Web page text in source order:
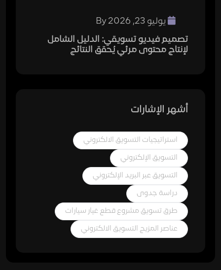
يوليو 23, 2026
By
تصميم فيديو تسويقي: الدليل الشامل
لإنتاج محتوى مرئي يُحقق النتائج
أشهر الإشارات
استراتيجيات التسويق الالكتروني
التسويق الإلكتروني
التسويق عبر البريد الإلكتروني
دراسة جدوى
طرق تسويق مشروع قطع غيار سيارات
عناصر المزيج التسويق الالكتروني